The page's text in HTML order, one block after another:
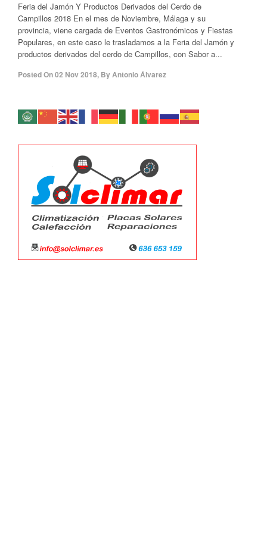
Feria del Jamón Y Productos Derivados del Cerdo de
Campillos 2018 En el mes de Noviembre, Málaga y su
provincia, viene cargada de Eventos Gastronómicos y Fiestas
Populares, en este caso le trasladamos a la Feria del Jamón y
productos derivados del cerdo de Campillos, con Sabor a...
Posted On02 Nov 2018, ByAntonio Álvarez